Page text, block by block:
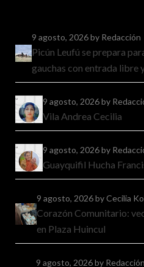
9 agosto, 2026by Redacción
Picún Leufú se prepara
gauchas con entrada libre
9 agosto, 2026by
Vila Andrea Cecilia
9 agosto, 2026by
Guayquifil Hucha
9 agosto, 2026by Cecilia
Corazón Comunitario:
en Plaza Huincul
9 agosto, 2026by Redacción